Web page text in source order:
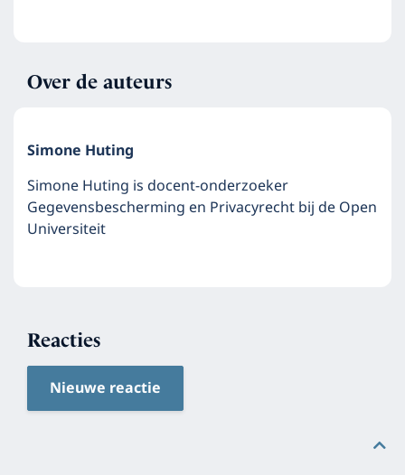
Over de auteurs
Simone Huting
Simone Huting is docent-onderzoeker
Gegevensbescherming en Privacyrecht bij de Open
Universiteit
Reacties
Nieuwe reactie